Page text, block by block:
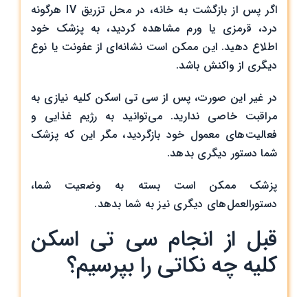
اگر پس از بازگشت به خانه، در محل تزریق IV هرگونه
درد، قرمزی یا ورم مشاهده کردید، به پزشک خود
اطلاع دهید. این ممکن است نشانه‌ای از عفونت یا نوع
دیگری از واکنش باشد.
در غیر این صورت، پس از سی تی اسکن کلیه نیازی به
مراقبت خاصی ندارید. می‌توانید به رژیم غذایی و
فعالیت‌های معمول خود بازگردید، مگر این که پزشک
شما دستور دیگری بدهد.
پزشک ممکن است بسته به وضعیت شما،
دستورالعمل‌های دیگری نیز به شما بدهد.
قبل از انجام سی تی اسکن
کلیه چه نکاتی را بپرسیم؟